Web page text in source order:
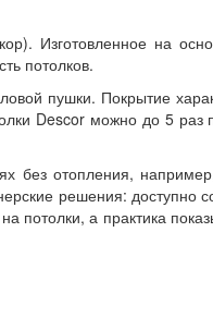
Изготовленное на
потолков.
пушки. Покрытие
Descor можно до 5 раз
без отопления,
решения: доступно
а практика